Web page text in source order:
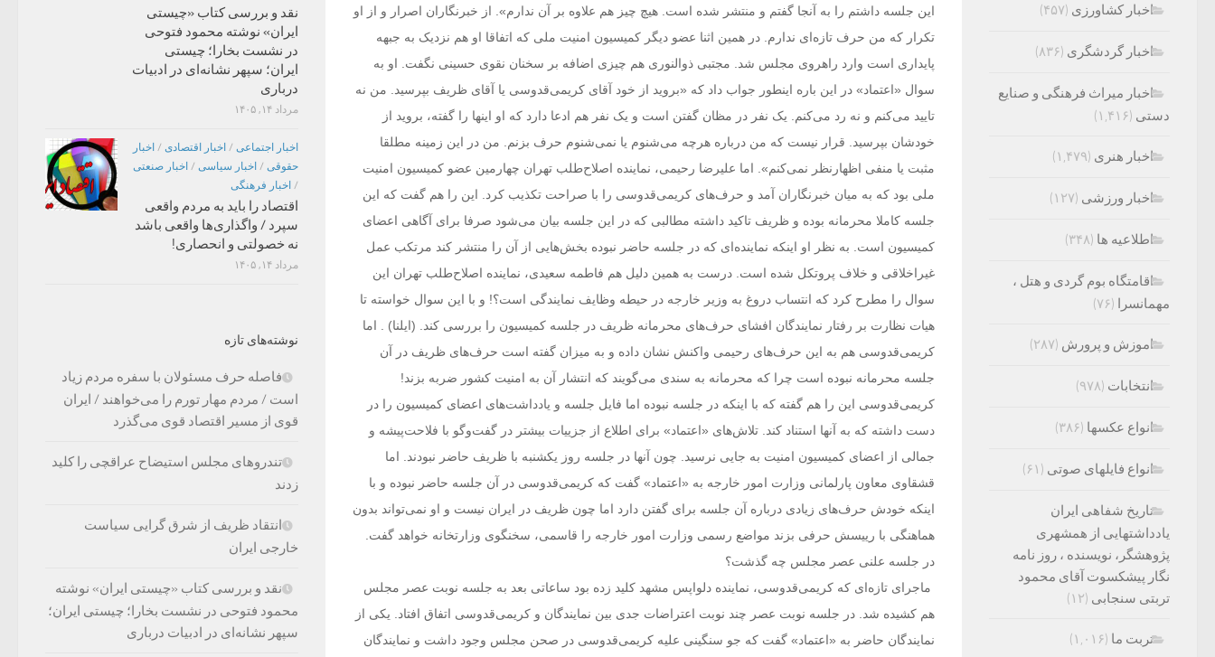
این جلسه داشتم را به آنجا گفتم و منتشر شده است. هیچ چیز هم علاوه بر آن ندارم». از خبرنگاران اصرار و از او
تکرار که من حرف تازه‌ای ندارم. در همین اثنا عضو دیگر کمیسیون امنیت ملی که اتفاقا او هم نزدیک به جبهه
پایداری است وارد راهروی مجلس شد. مجتبی ذوالنوری هم چیزی اضافه بر سخنان نقوی حسینی نگفت. او به
سوال «اعتماد» در این باره اینطور جواب داد که «بروید از خود آقای کریمی‌قدوسی یا آقای ظریف بپرسید. من نه
تایید می‌کنم و نه رد می‌کنم. یک نفر در مظان گفتن است و یک نفر هم ادعا دارد که او اینها را گفته، بروید از
خودشان بپرسید. قرار نیست که من درباره هرچه می‌شنوم یا نمی‌شنوم حرف بزنم. من در این زمینه مطلقا
مثبت یا منفی اظهارنظر نمی‌کنم». اما علیرضا رحیمی، نماینده اصلاح‌طلب تهران چهارمین عضو کمیسیون امنیت
ملی بود که به میان خبرنگاران آمد و حرف‌های کریمی‌قدوسی را با صراحت تکذیب کرد. این را هم گفت که این
جلسه کاملا محرمانه بوده و ظریف تاکید داشته مطالبی که در این جلسه بیان می‌شود صرفا برای آگاهی اعضای
کمیسیون است. به نظر او اینکه نماینده‌ای که در جلسه حاضر نبوده بخش‌هایی از آن را منتشر کند مرتکب عمل
غیراخلاقی و خلاف پروتکل شده است. درست به همین دلیل هم فاطمه سعیدی، نماینده اصلاح‌طلب تهران این
سوال را مطرح کرد که انتساب دروغ به وزیر خارجه در حیطه وظایف نمایندگی است؟! و با این سوال خواسته تا
هیات نظارت بر رفتار نمایندگان افشای حرف‌های محرمانه ظریف در جلسه کمیسیون را بررسی کند. (ایلنا) . اما
کریمی‌قدوسی هم به این حرف‌های رحیمی واکنش نشان داده و به میزان گفته است حرف‌های ظریف در آن
جلسه محرمانه نبوده است چرا که محرمانه به سندی می‌گویند که انتشار آن به امنیت کشور ضربه بزند!
کریمی‌قدوسی این را هم گفته که با اینکه در جلسه نبوده اما فایل جلسه و یادداشت‌های اعضای کمیسیون را در
دست داشته که به آنها استناد کند. تلاش‌های «اعتماد» برای اطلاع از جزییات بیشتر در گفت‌وگو با فلاحت‌پیشه و
جمالی از اعضای کمیسیون امنیت به جایی نرسید. چون آنها در جلسه روز یکشنبه با ظریف حاضر نبودند. اما
قشقاوی معاون پارلمانی وزارت امور خارجه به «اعتماد» گفت که کریمی‌قدوسی در آن جلسه حاضر نبوده و با
اینکه خودش حرف‌های زیادی درباره آن جلسه برای گفتن دارد اما چون ظریف در ایران نیست و او نمی‌تواند بدون
هماهنگی با رییسش حرفی بزند مواضع رسمی وزارت امور خارجه را قاسمی، سخنگوی وزارتخانه خواهد گفت.
در جلسه علنی عصر مجلس چه گذشت؟
ماجرای تازه‌ای که کریمی‌قدوسی، نماینده دلواپس مشهد کلید زده بود ساعاتی بعد به جلسه نوبت عصر مجلس
هم کشیده شد. در جلسه نوبت عصر چند نوبت اعتراضات جدی بین نمایندگان و کریمی‌قدوسی اتفاق افتاد. یکی از
نمایندگان حاضر به «اعتماد» گفت که جو سنگینی علیه کریمی‌قدوسی در صحن مجلس وجود داشت و نمایندگان
نقد و بررسی کتاب «چیستی
ایران» نوشته محمود فتوحی
در نشست بخارا؛ چیستی
ایران؛ سپهر نشانه‌ای در ادبیات
درباری
مرداد ۱۴, ۱۴۰۵
اخبار اجتماعی / اخبار اقتصادی / اخبار
حقوقی / اخبار سیاسی / اخبار صنعتی
/ اخبار فرهنگی
اقتصاد را باید به مردم واقعی
سپرد / واگذاری‌ها واقعی باشد
نه خصولتی و انحصاری!
مرداد ۱۴, ۱۴۰۵
نوشته‌های تازه
فاصله حرف مسئولان با سفره مردم زیاد
است / مردم مهار تورم را می‌خواهند / ایران
قوی از مسیر اقتصاد قوی می‌گذرد
تندروهای مجلس استیضاح عراقچی را کلید
زدند
انتقاد ظریف از شرق گرایی سیاست
خارجی ایران
نقد و بررسی کتاب «چیستی ایران» نوشته
محمود فتوحی در نشست بخارا؛ چیستی ایران؛
سپهر نشانه‌ای در ادبیات درباری
اخبار کشاورزی (۴۵۷)
اخبار گردشگری (۸۳۶)
اخبار میراث فرهنگی و صنایع
دستی (۱,۴۱۶)
اخبار هنری (۱,۴۷۹)
اخبار ورزشی (۱۲۷)
اطلاعیه ها (۳۴۸)
اقامتگاه بوم گردی و هتل ،
مهمانسرا (۷۶)
اموزش و پرورش (۲۸۷)
انتخابات (۹۷۸)
انواع عکسها (۳۸۶)
انواع فایلهای صوتی (۶۱)
تاریخ شفاهی ایران
یادداشتهایی از همشهری
پژوهشگر، نویسنده ، روز نامه
نگار پیشکسوت آقای محمود
تربتی سنجابی (۱۲)
تربت ما (۱,۰۱۶)